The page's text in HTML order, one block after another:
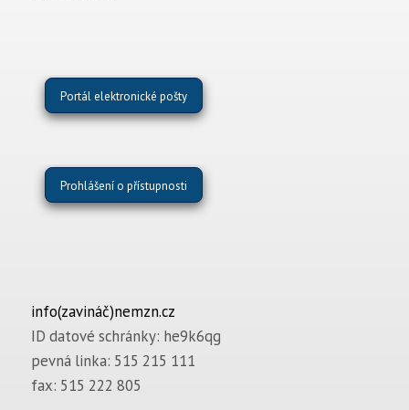
Portál elektronické pošty
Prohlášení o přístupnosti
info(zavináč)nemzn.cz
ID datové schránky: he9k6qg
pevná linka: 515 215 111
fax: 515 222 805